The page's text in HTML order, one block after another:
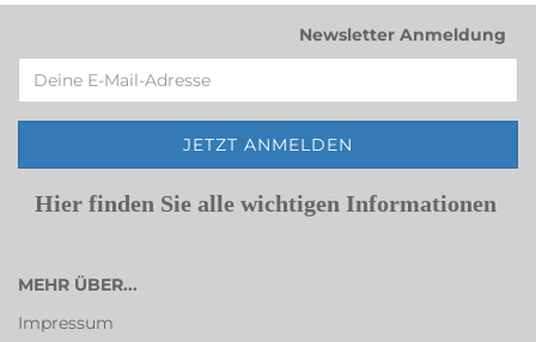
Newsletter Anmeldung
Hier finden Sie alle wichtigen Informationen
MEHR ÜBER...
Impressum